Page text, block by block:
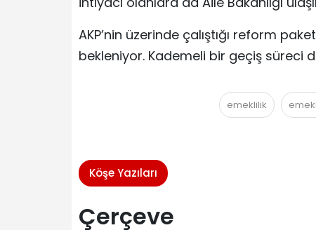
AKP’nin üzerinde çalıştığı reform
bekleniyor. Kademeli bir geçiş süreci
emeklilik
Köşe Yazıları
Çerçeve